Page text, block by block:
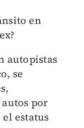
en
autopistas
se
por
estatus